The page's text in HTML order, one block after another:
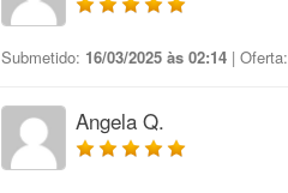
Submetido: 16/03/2025 às 02:14 | Oferta:
Angela Q.